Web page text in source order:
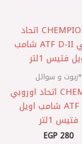
*زيوت و سوائل
CHEMPIOIL اتحاد اوروبي
ATF D-II شامب اويل
فتيس 1لتر
EGP 280